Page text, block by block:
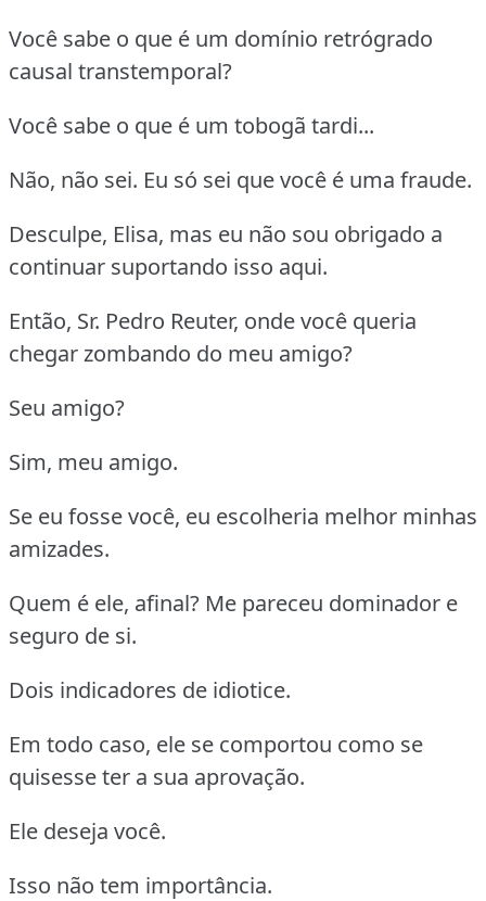
Você sabe o que é um domínio retrógrado
causal transtemporal?
Você sabe o que é um tobogã tardi...
Não, não sei. Eu só sei que você é uma fraude.
Desculpe, Elisa, mas eu não sou obrigado a
continuar suportando isso aqui.
Então, Sr. Pedro Reuter, onde você queria
chegar zombando do meu amigo?
Seu amigo?
Sim, meu amigo.
Se eu fosse você, eu escolheria melhor minhas
amizades.
Quem é ele, afinal? Me pareceu dominador e
seguro de si.
Dois indicadores de idiotice.
Em todo caso, ele se comportou como se
quisesse ter a sua aprovação.
Ele deseja você.
Isso não tem importância.